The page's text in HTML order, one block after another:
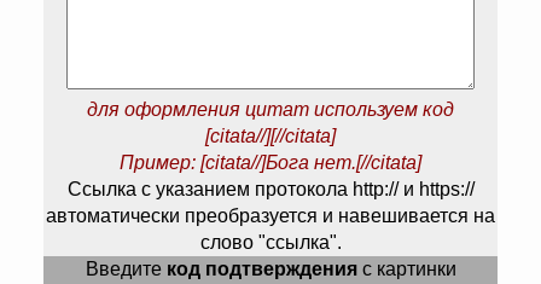
для оформления цитат используем код
[citata//][//citata]
Пример: [citata//]Бога нет.[//citata]
Ссылка с указанием протокола http:// и https://
автоматически преобразуется и навешивается на
слово "ссылка".
Введите код подтвержденияс картинки